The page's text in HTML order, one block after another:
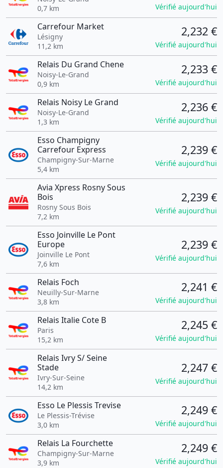
0,7 km
Vérifié aujourd'hui
Carrefour Market
Lésigny
11,2 km
2,232 €
Vérifié aujourd'hui
Relais Du Grand Chene
Noisy-Le-Grand
0,9 km
2,233 €
Vérifié aujourd'hui
Relais Noisy Le Grand
Noisy-Le-Grand
1,3 km
2,236 €
Vérifié aujourd'hui
Esso Champigny
Carrefour Express
Champigny-Sur-Marne
5,4 km
2,239 €
Vérifié aujourd'hui
Avia Xpress Rosny Sous
Bois
Rosny Sous Bois
7,2 km
2,239 €
Vérifié aujourd'hui
Esso Joinville Le Pont
Europe
Joinville Le Pont
7,6 km
2,239 €
Vérifié aujourd'hui
Relais Foch
Neuilly-Sur-Marne
3,8 km
2,241 €
Vérifié aujourd'hui
Relais Italie Cote B
Paris
15,2 km
2,245 €
Vérifié aujourd'hui
Relais Ivry S/ Seine
Stade
Ivry-Sur-Seine
14,2 km
2,247 €
Vérifié aujourd'hui
Esso Le Plessis Trevise
Le Plessis-Trévise
3,0 km
2,249 €
Vérifié aujourd'hui
Relais La Fourchette
Champigny-Sur-Marne
3,9 km
2,249 €
Vérifié aujourd'hui